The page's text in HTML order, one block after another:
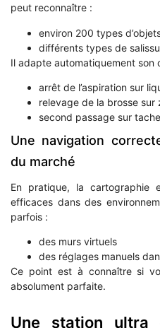
peut reconnaître :
environ 200 types
différents types de
Il adapte automatiquement son
arrêt de l’aspiration sur
relevage de la brosse sur
second passage sur
Une navigation
du marché
En pratique, la cartographie
efficaces dans des
parfois :
des murs virtuels
des réglages manuels
Ce point est à connaître si
absolument parfaite.
Une station ultra